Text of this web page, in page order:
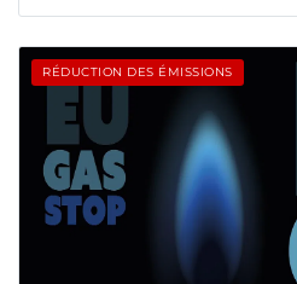
RÉDUCTION DES ÉMISSIONS